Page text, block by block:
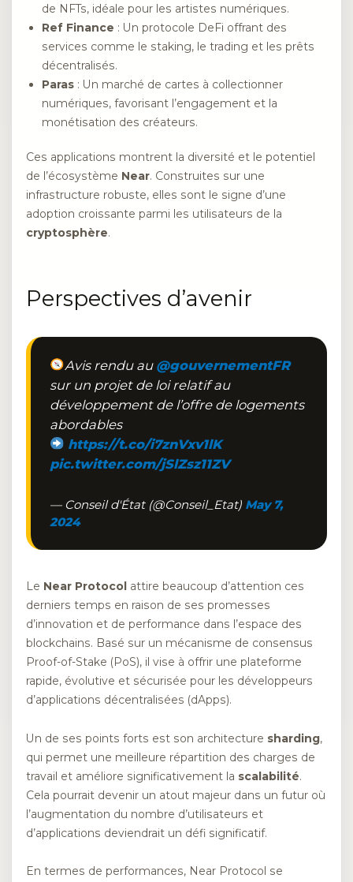
de NFTs, idéale pour les artistes numériques.
Ref Finance : Un protocole DeFi offrant des
services comme le staking, le trading et les prêts
décentralisés.
Paras : Un marché de cartes à collectionner
numériques, favorisant l’engagement et la
monétisation des créateurs.
Ces applications montrent la diversité et le potentiel
de l’écosystème Near. Construites sur une
infrastructure robuste, elles sont le signe d’une
adoption croissante parmi les utilisateurs de la
cryptosphère.
Perspectives d’avenir
Avis rendu au @gouvernementFR
sur un projet de loi relatif au
développement de l’offre de logements
abordables
https://t.co/i7znVxv1lK
pic.twitter.com/jSlZsz11ZV
— Conseil d'État (@Conseil_Etat) May 7,
2024
Le Near Protocol attire beaucoup d’attention ces
derniers temps en raison de ses promesses
d’innovation et de performance dans l’espace des
blockchains. Basé sur un mécanisme de consensus
Proof-of-Stake (PoS), il vise à offrir une plateforme
rapide, évolutive et sécurisée pour les développeurs
d’applications décentralisées (dApps).
Un de ses points forts est son architecture sharding,
qui permet une meilleure répartition des charges de
travail et améliore significativement la scalabilité.
Cela pourrait devenir un atout majeur dans un futur où
l’augmentation du nombre d’utilisateurs et
d’applications deviendrait un défi significatif.
En termes de performances, Near Protocol se